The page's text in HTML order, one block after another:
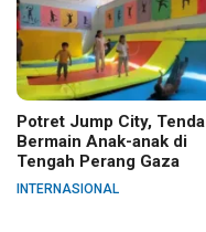
Potret Jump City, Tenda
Bermain Anak-anak di
Tengah Perang Gaza
INTERNASIONAL